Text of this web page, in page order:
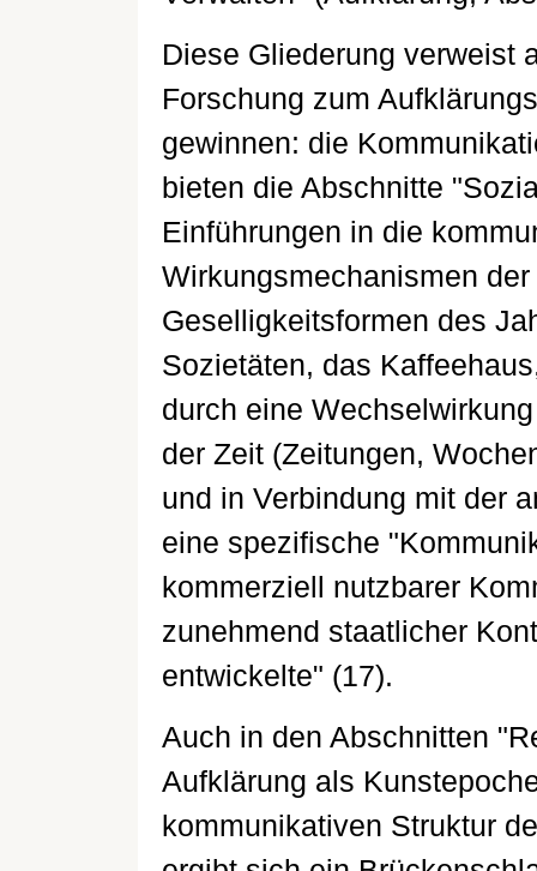
Diese Gliederung verweist
Forschung zum
gewinnen: die
bieten die Abschnitte
Einführungen in die
Wirkungsmechanismen
Geselligkeitsformen des
Sozietäten, das
durch eine
der Zeit (Zeitungen,
und in Verbindung mit der
eine spezifische
kommerziell nutzbarer
zunehmend staatlicher
entwickelte" (17).
Auch in den Abschnitten
Aufklärung als
kommunikativen Struktur